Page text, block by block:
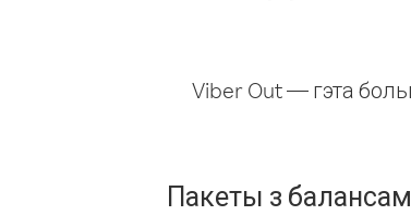
Viber Out — гэта
Пакеты з